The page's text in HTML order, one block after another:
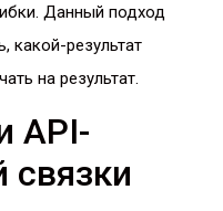
Данный подход
какой-результат
на результат.
API-
связки